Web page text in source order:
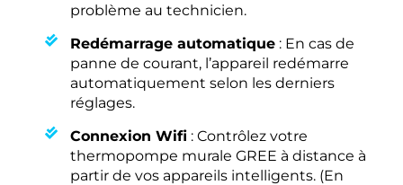
problème au technicien.
Redémarrage automatique: En cas de
panne de courant, l’appareil redémarre
automatiquement selon les derniers
réglages.
Connexion Wifi: Contrôlez votre
thermopompe murale GREE à distance à
partir de vos appareils intelligents. (En